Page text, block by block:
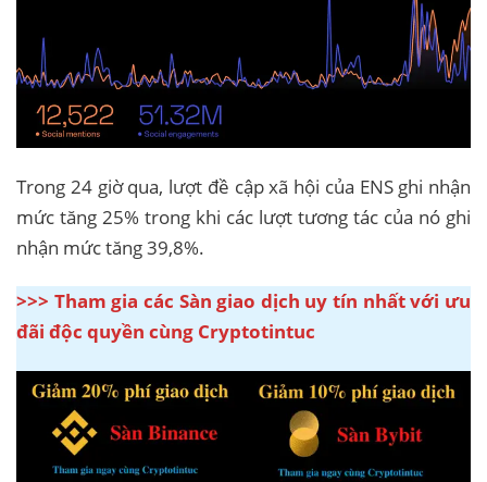
Trong 24 giờ qua, lượt đề cập xã hội của ENS ghi nhận
mức tăng 25% trong khi các lượt tương tác của nó ghi
nhận mức tăng 39,8%.
>>> Tham gia các Sàn giao dịch uy tín nhất với ưu
đãi độc quyền cùng Cryptotintuc